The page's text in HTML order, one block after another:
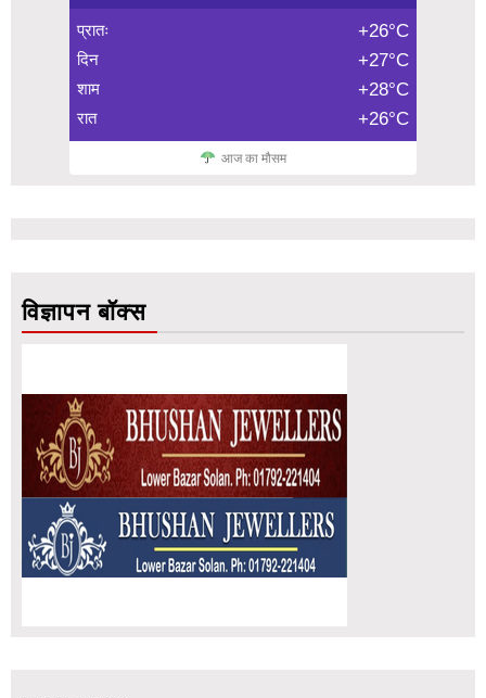
प्रातः +26°C
दिन +27°C
शाम +28°C
रात +26°C
आज का मौसम
विज्ञापन बॉक्स